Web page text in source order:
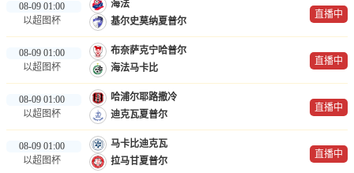
08-09 01:00
以超图杯
海法
基尔史莫纳夏普尔
直播中
08-09 01:00
以超图杯
布奈萨克宁哈普尔
海法马卡比
直播中
08-09 01:00
以超图杯
哈浦尔耶路撒冷
迪克瓦夏普尔
直播中
08-09 01:00
以超图杯
马卡比迪克瓦
拉马甘夏普尔
直播中